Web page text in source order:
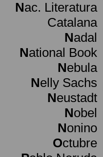
Nac. Literatura
Catalana
Nadal
National Book
Nebula
Nelly Sachs
Neustadt
Nobel
Nonino
Octubre